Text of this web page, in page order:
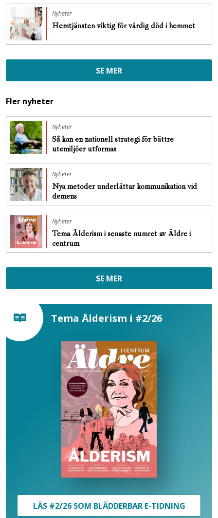
Nyheter
Hemtjänsten viktig för värdig död i hemmet
SE MER
Fler nyheter
Nyheter
Så kan en nationell strategi för bättre
utemiljöer utformas
Nyheter
Nya metoder underlättar kommunikation vid
demens
Nyheter
Tema Ålderism i senaste numret av Äldre i
centrum
SE MER
Tema Ålderism i #2/26
LÄS #2/26 SOM BLÄDDERBAR E-TIDNING